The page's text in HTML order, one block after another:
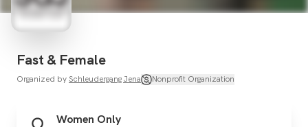
Fast & Female
Organized bySchleudergang Jena Nonprofit Organization
Women Only